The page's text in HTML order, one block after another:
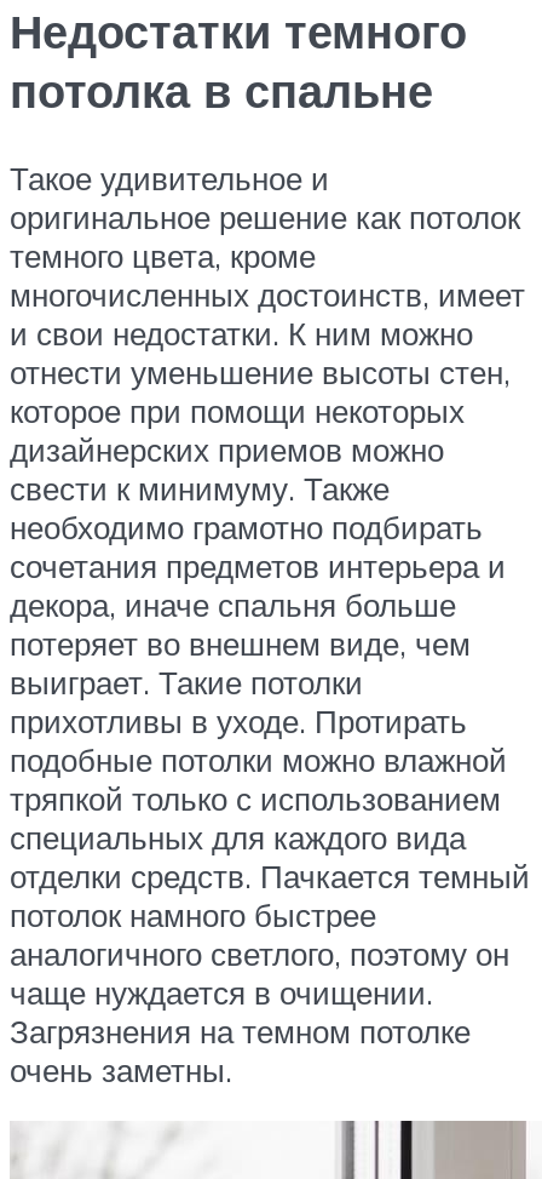
Недостатки темного
потолка в спальне
Такое удивительное и
оригинальное решение как потолок
темного цвета, кроме
многочисленных достоинств, имеет
и свои недостатки. К ним можно
отнести уменьшение высоты стен,
которое при помощи некоторых
дизайнерских приемов можно
свести к минимуму. Также
необходимо грамотно подбирать
сочетания предметов интерьера и
декора, иначе спальня больше
потеряет во внешнем виде, чем
выиграет. Такие потолки
прихотливы в уходе. Протирать
подобные потолки можно влажной
тряпкой только с использованием
специальных для каждого вида
отделки средств. Пачкается темный
потолок намного быстрее
аналогичного светлого, поэтому он
чаще нуждается в очищении.
Загрязнения на темном потолке
очень заметны.